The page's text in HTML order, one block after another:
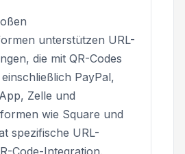
unterstützen URL-
die mit QR-Codes
PayPal,
Zelle und
wie Square und
spezifische URL-